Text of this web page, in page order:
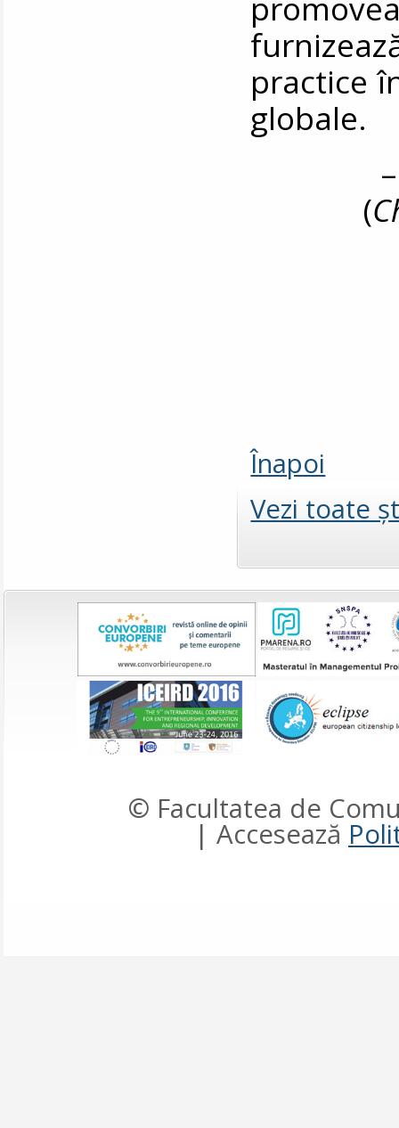
practice
globale.
(
Înapoi
Vezi toate
© Facultatea de
| Accesează